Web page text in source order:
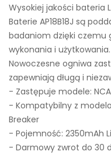
Wysokiej jakości bateria
Baterie AP18B18J są
badaniom dzięki czemu
wykonania i użytkowania.
Nowoczesne ogniwa
zapewniają długą i
- Zastępuje modele:
- Kompatybilny z
Breaker
- Pojemność: 2350mAh
- Darmowy zwrot do 30